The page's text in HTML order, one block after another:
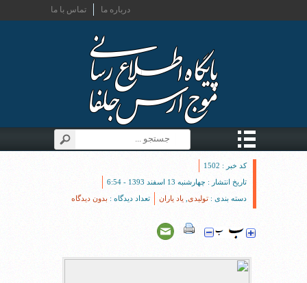
تماس با ما درباره ما
کد خبر : 1502
تاریخ انتشار : چهارشنبه 13 اسفند 1393 - 6:54
دسته بندی : تولیدی یاد یاران تعداد دیدگاه : بدون دیدگاه